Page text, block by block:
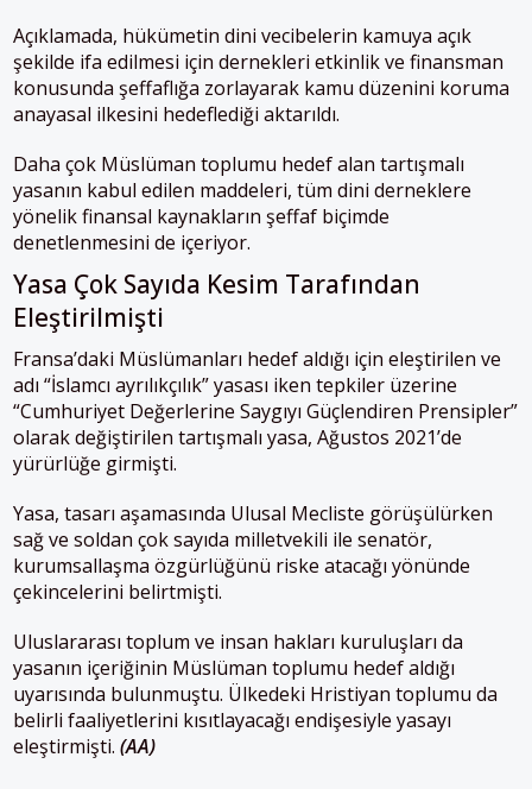
Açıklamada, hükümetin dini vecibelerin kamuya açık
şekilde ifa edilmesi için dernekleri etkinlik ve finansman
konusunda şeffaflığa zorlayarak kamu düzenini koruma
anayasal ilkesini hedeflediği aktarıldı.
Daha çok Müslüman toplumu hedef alan tartışmalı
yasanın kabul edilen maddeleri, tüm dini derneklere
yönelik finansal kaynakların şeffaf biçimde
denetlenmesini de içeriyor.
Yasa Çok Sayıda Kesim Tarafından
Eleştirilmişti
Fransa’daki Müslümanları hedef aldığı için eleştirilen ve
adı “İslamcı ayrılıkçılık” yasası iken tepkiler üzerine
“Cumhuriyet Değerlerine Saygıyı Güçlendiren Prensipler”
olarak değiştirilen tartışmalı yasa, Ağustos 2021’de
yürürlüğe girmişti.
Yasa, tasarı aşamasında Ulusal Mecliste görüşülürken
sağ ve soldan çok sayıda milletvekili ile senatör,
kurumsallaşma özgürlüğünü riske atacağı yönünde
çekincelerini belirtmişti.
Uluslararası toplum ve insan hakları kuruluşları da
yasanın içeriğinin Müslüman toplumu hedef aldığı
uyarısında bulunmuştu. Ülkedeki Hristiyan toplumu da
belirli faaliyetlerini kısıtlayacağı endişesiyle yasayı
eleştirmişti. (AA)